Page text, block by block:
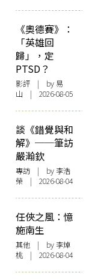
《奧德賽》：
「英雄回
歸」，定
PTSD？
影評 | by 易
山 | 2026-08-05
談《錯覺與和
解》──筆訪
嚴瀚欽
專訪 | by 李浩
榮 | 2026-08-04
任俠之風：憶
施南生
其他 | by 李焯
桃 | 2026-08-04